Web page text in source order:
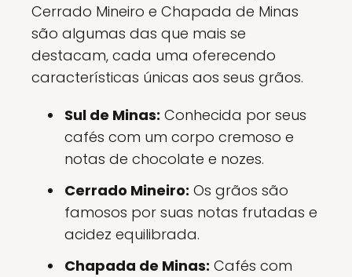
Cerrado Mineiro e Chapada de Minas
são algumas das que mais se
destacam, cada uma oferecendo
características únicas aos seus grãos.
Sul de Minas: Conhecida por seus
cafés com um corpo cremoso e
notas de chocolate e nozes.
Cerrado Mineiro: Os grãos são
famosos por suas notas frutadas e
acidez equilibrada.
Chapada de Minas: Cafés com